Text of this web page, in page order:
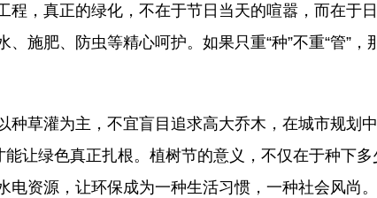
，真正的绿化，不在于节日当天的喧嚣，而在于
施肥、防虫等精心呵护。如果只重“种”不重“管”，
草灌为主，不宜盲目追求高大乔木，在城市规划
让绿色真正扎根。植树节的意义，不仅在于种下
资源，让环保成为一种生活习惯，一种社会风尚